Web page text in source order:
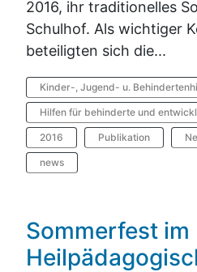
2016, ihr traditionelles
Schulhof. Als wichtiger
beteiligten sich die...
Kinder-, Jugend- u.
Hilfen für behinderte und
2016 Publikation
news
Sommerfest im